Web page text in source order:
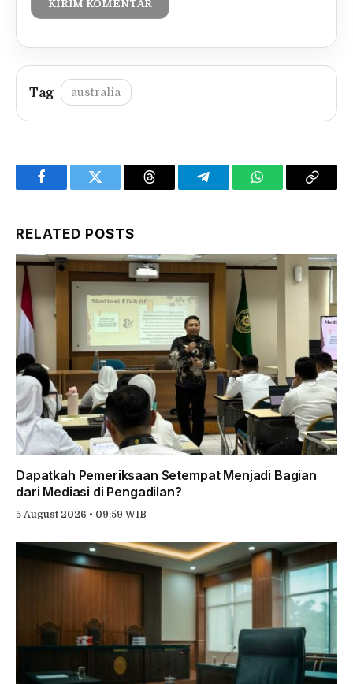
australia
FacebookTwitter Threads TelegramWhatsAppCopy
RELATED POSTS
Dapatkah Pemeriksaan Setempat Menjadi Bagian
dari Mediasi di Pengadilan?
5 August 2026 • 09:59 WIB